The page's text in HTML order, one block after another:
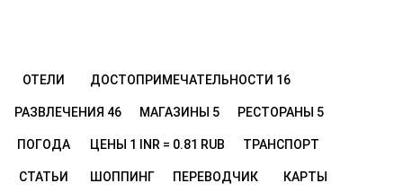
ОТЕЛИ ДОСТОПРИМЕЧАТЕЛЬНОСТИ 16
РАЗВЛЕЧЕНИЯ 46 МАГАЗИНЫ 5 РЕСТОРАНЫ 5
ПОГОДА ЦЕНЫ 1 INR = 0.81 RUB ТРАНСПОРТ
СТАТЬИ ШОППИНГ ПЕРЕВОДЧИК КАРТЫ